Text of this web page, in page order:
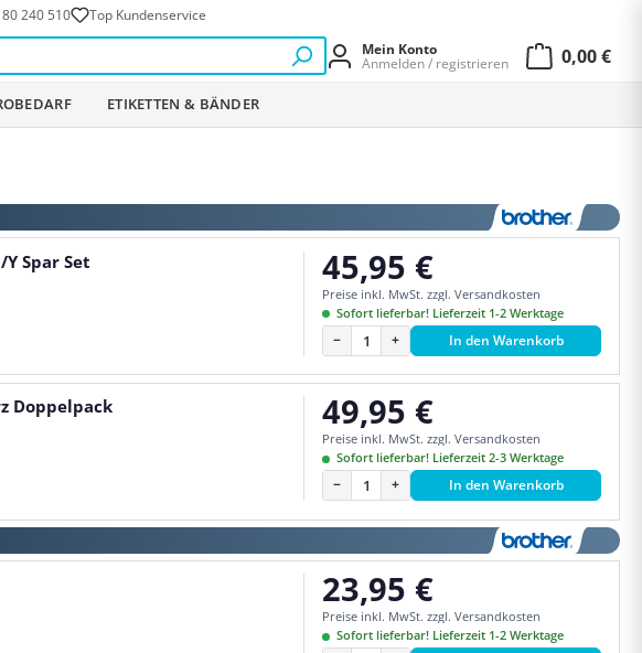
240 510 Top Kundenservice
Mein Konto
Anmelden / registrieren
0,00 €
ETIKETTEN & BÄNDER
Spar Set Regulärer Preis:
45,95 €
Preise inkl. MwSt. zzgl. Versandkosten
Sofort lieferbar! Lieferzeit 1-2 Werktage
− + In den Warenkorb
Doppelpack Regulärer Preis:
49,95 €
Preise inkl. MwSt. zzgl. Versandkosten
Sofort lieferbar! Lieferzeit 2-3 Werktage
− + In den Warenkorb
Regulärer Preis:
23,95 €
Preise inkl. MwSt. zzgl. Versandkosten
Sofort lieferbar! Lieferzeit 1-2 Werktage